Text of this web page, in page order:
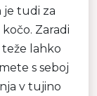
je tudi za
Zaradi
lahko
s seboj
v tujino